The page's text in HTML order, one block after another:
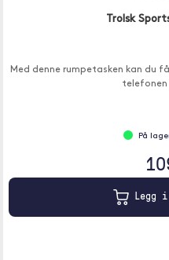
Trolsk
Med denne rumpetasken kan du
telefonen
På
Legg